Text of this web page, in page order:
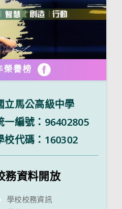
榮譽榜 FB
立馬公高級中學
一編號：96402805
校代碼：160302
務資料開放
學校校務資訊